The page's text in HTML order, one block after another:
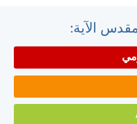
الآية: